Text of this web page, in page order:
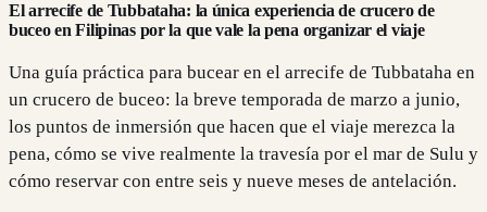
El arrecife de Tubbataha: la única experiencia de crucero de
buceo en Filipinas por la que vale la pena organizar el viaje
Una guía práctica para bucear en el arrecife de Tubbataha en
un crucero de buceo: la breve temporada de marzo a junio,
los puntos de inmersión que hacen que el viaje merezca la
pena, cómo se vive realmente la travesía por el mar de Sulu y
cómo reservar con entre seis y nueve meses de antelación.